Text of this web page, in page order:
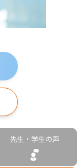
先生・学生の声